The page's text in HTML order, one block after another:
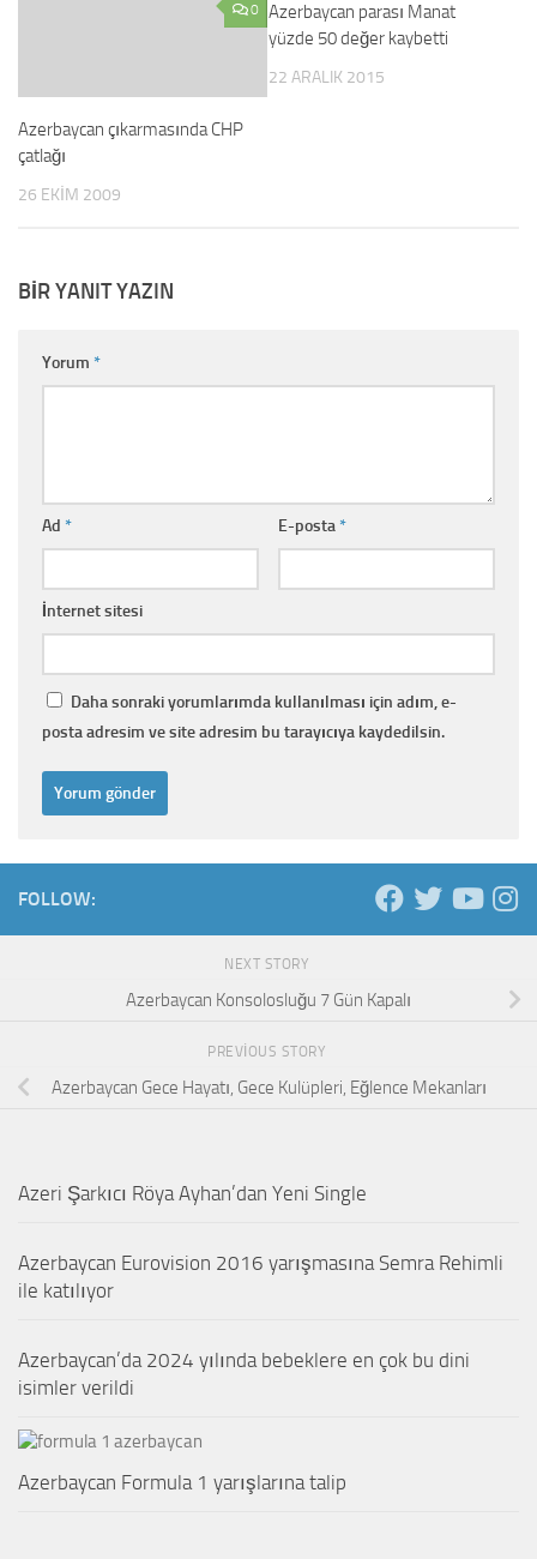
0
Azerbaycan çıkarmasında CHP
çatlağı
26 EKIM 2009
Azerbaycan parası Manat
yüzde 50 değer kaybetti
22 ARALIK 2015
BIR YANIT YAZIN
Yorum *
Ad * E-posta*
İnternet sitesi
Daha sonraki yorumlarımda kullanılması için adım, e-
posta adresim ve site adresim bu tarayıcıya kaydedilsin.
FOLLOW:
NEXT STORY
Azerbaycan Konsolosluğu 7 Gün Kapalı
PREVIOUS STORY
Azerbaycan Gece Hayatı, Gece Kulüpleri, Eğlence Mekanları
Azeri Şarkıcı Röya Ayhan’dan Yeni Single
Azerbaycan Eurovision 2016 yarışmasına Semra Rehimli
ile katılıyor
Azerbaycan’da 2024 yılında bebeklere en çok bu dini
isimler verildi
Azerbaycan Formula 1 yarışlarına talip